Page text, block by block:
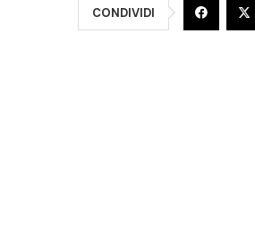
CONDIVIDI